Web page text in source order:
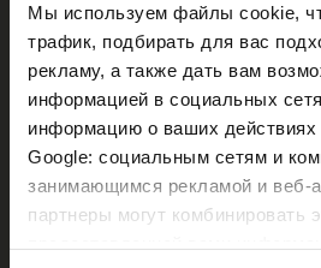
Мы используем файлы cookie,
трафик, подбирать для вас
рекламу, а также дать вам
информацией в социальных
информацию о ваших действиях
Google: социальным сетям и
занимающимся рекламой и веб-
партнеры могут комбинировать
LINFA SOLARE